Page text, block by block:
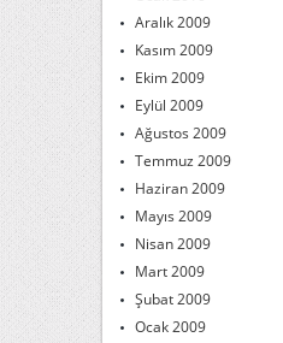
Aralık 2009
Kasım 2009
Ekim 2009
Eylül 2009
Ağustos 2009
Temmuz 2009
Haziran 2009
Mayıs 2009
Nisan 2009
Mart 2009
Şubat 2009
Ocak 2009